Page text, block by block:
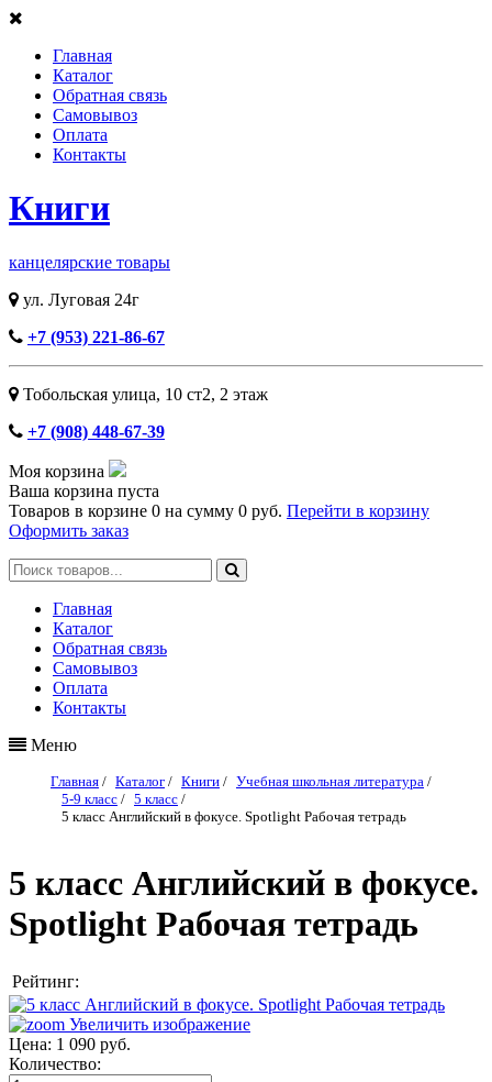
Главная
Каталог
Обратная связь
Самовывоз
Оплата
Контакты
Книги
канцелярские товары
ул. Луговая 24г
+7 (953) 221-86-67
Тобольская улица, 10 ст2, ​2 этаж
+7 (908) 448-67-39
Моя корзина
Ваша корзина пуста
Товаров в корзине 0 на сумму 0 руб. Перейти в корзину
Оформить заказ
Главная
Каталог
Обратная связь
Самовывоз
Оплата
Контакты
Меню
Главная / Каталог / Книги / Учебная школьная литература /
5-9 класс / 5 класс /
5 класс Английский в фокусе. Spotlight Рабочая тетрадь
5 класс Английский в фокусе.
Spotlight Рабочая тетрадь
Рейтинг:
Увеличить изображение
Цена: 1 090 руб.
Количество: